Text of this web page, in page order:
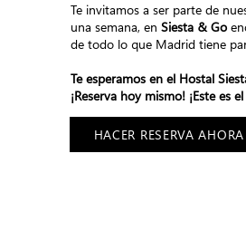
Te invitamos a ser parte de
una semana, en Siesta & Go
de todo lo que Madrid tiene
Te esperamos en el Hostal
¡Reserva hoy mismo! ¡Este es
HACER RESERVA